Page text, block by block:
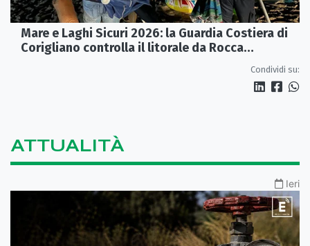
Mare e Laghi Sicuri 2026: la Guardia Costiera di
Corigliano controlla il litorale da Rocca
Condividi su:
ATTUALITÀ
Ieri